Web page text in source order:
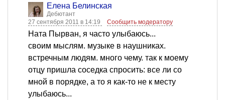
Елена Белинская
Дебютант
27 сентября 2011 в 14:19
Сообщить модератору
Ната Пырван, я часто улыбаюсь...
своим мыслям. музыке в наушниках.
встречным людям. много чему. так к моему
отцу пришла соседка спросить: все ли со
мной в порядке, а то я как-то не к месту
улыбаюсь...